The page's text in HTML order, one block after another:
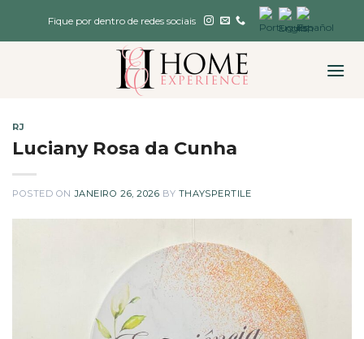
Fique por dentro de redes sociais
RJ
Luciany Rosa da Cunha
POSTED ONJANEIRO 26, 2026 BY THAYSPERTILE